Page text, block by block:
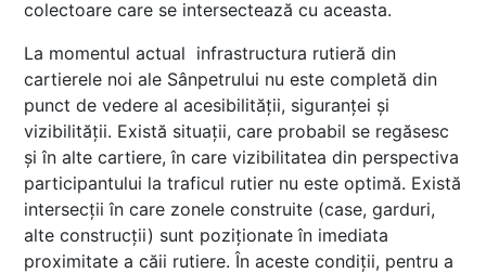
colectoare care se intersectează cu aceasta.
La momentul actual infrastructura rutieră din
cartierele noi ale Sânpetrului nu este completă din
punct de vedere al acesibilității, siguranței și
vizibilității. Există situații, care probabil se regăsesc
și în alte cartiere, în care vizibilitatea din perspectiva
participantului la traficul rutier nu este optimă. Există
intersecții în care zonele construite (case, garduri,
alte construcții) sunt poziționate în imediata
proximitate a căii rutiere. În aceste condiții, pentru a